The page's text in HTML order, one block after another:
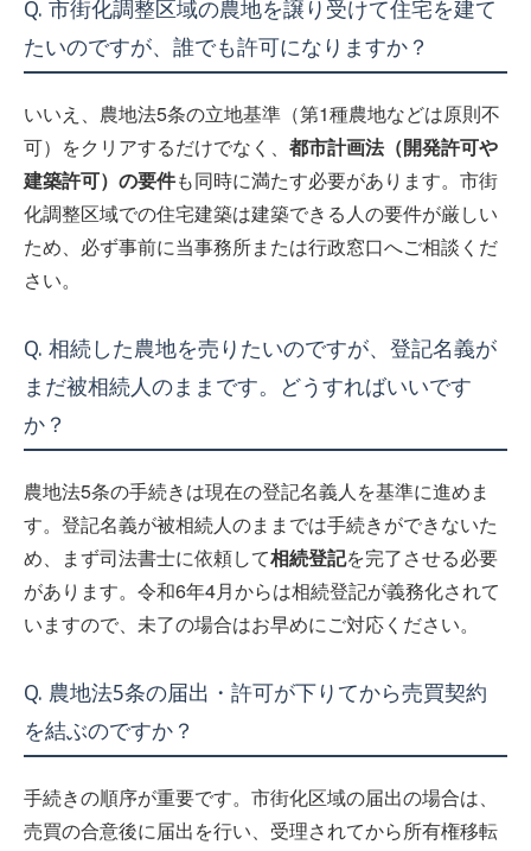
Q. 市街化調整区域の農地を譲り受けて住宅を建て
たいのですが、誰でも許可になりますか？
いいえ、農地法5条の立地基準（第1種農地などは原則不
可）をクリアするだけでなく、 都市計画法（開発許可や
建築許可）の要件も同時に満たす必要があります。市街
化調整区域での住宅建築は建築できる人の要件が厳しい
ため、必ず事前に当事務所または行政窓口へご相談くだ
さい。
Q. 相続した農地を売りたいのですが、登記名義が
まだ被相続人のままです。どうすればいいです
か？
農地法5条の手続きは現在の登記名義人を基準に進めま
す。登記名義が被相続人のままでは手続きができないた
め、まず司法書士に依頼して相続登記を完了させる必要
があります。令和6年4月からは相続登記が義務化されて
いますので、未了の場合はお早めにご対応ください。
Q. 農地法5条の届出・許可が下りてから売買契約
を結ぶのですか？
手続きの順序が重要です。市街化区域の届出の場合は、
売買の合意後に届出を行い、受理されてから所有権移転